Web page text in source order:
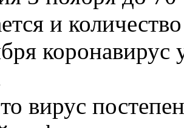
и
вирус